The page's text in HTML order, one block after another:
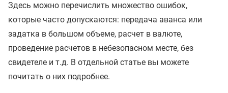
Здесь можно перечислить множество ошибок,
которые часто допускаются: передача аванса или
задатка в большом объеме, расчет в валюте,
проведение расчетов в небезопасном месте, без
свидетеле и т.д. В отдельной статье вы можете
почитать о них подробнее.